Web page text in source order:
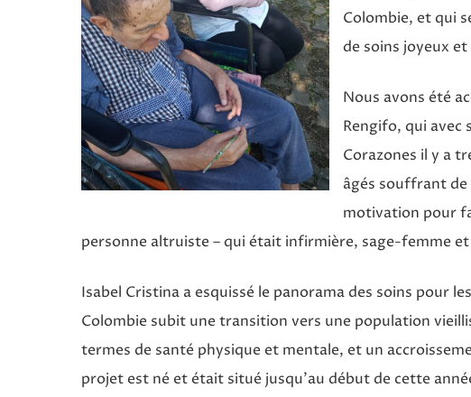
Hit enter to search or ESC to closeColombie, et qui
de soins joyeux
Nous avons été
Rengifo, qui avec
Corazones il y a
âgés souffrant de
motivation pour
personne altruiste – qui était infirmière, sage-femme
Isabel Cristina a esquissé le panorama des soins pour
Colombie subit une transition vers une population
termes de santé physique et mentale, et un
projet est né et était situé jusqu’au début de cette